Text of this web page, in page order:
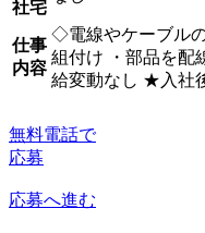
社宅
仕事
内容
◇電線やケーブル
組付け ・部品を配
給変動なし ★入社
無料電話で
応募
応募へ進む